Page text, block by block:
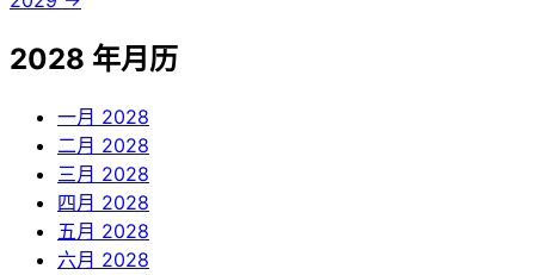
2028 年月历
一月 2028
二月 2028
三月 2028
四月 2028
五月 2028
六月 2028